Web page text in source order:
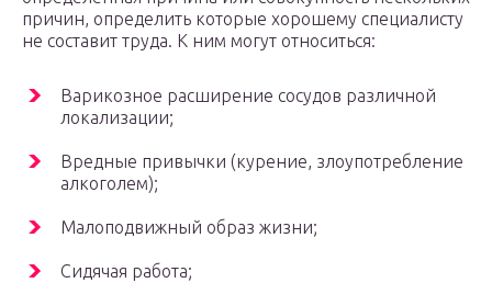
причин, определить которые хорошему специалисту
не составит труда. К ним могут относиться:
Варикозное расширение сосудов различной
локализации;
Вредные привычки (курение, злоупотребление
алкоголем);
Малоподвижный образ жизни;
Сидячая работа;